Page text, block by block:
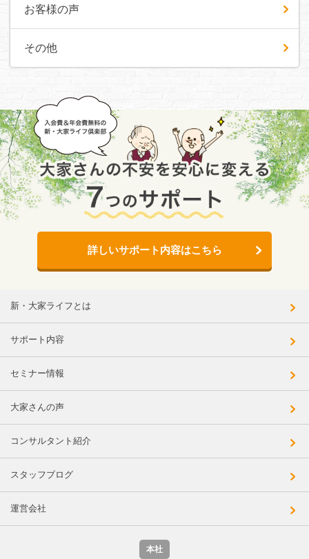
お客様の声
その他
詳しいサポート内容はこちら
新・大家ライフとは
サポート内容
セミナー情報
大家さんの声
コンサルタント紹介
スタッフブログ
運営会社
本社